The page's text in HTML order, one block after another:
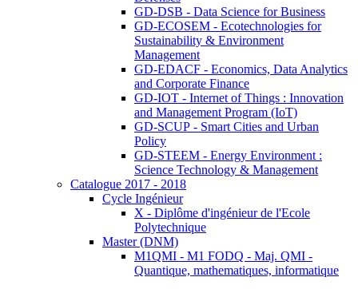
GD-DSB - Data Science for Business
GD-ECOSEM - Ecotechnologies for
Sustainability & Environment
Management
GD-EDACF - Economics, Data Analytics
and Corporate Finance
GD-IOT - Internet of Things : Innovation
and Management Program (IoT)
GD-SCUP - Smart Cities and Urban
Policy
GD-STEEM - Energy Environment :
Science Technology & Management
Catalogue 2017 - 2018
Cycle Ingénieur
X - Diplôme d'ingénieur de l'Ecole
Polytechnique
Master (DNM)
M1QMI - M1 FODQ - Maj. QMI -
Quantique, mathematiques, informatique